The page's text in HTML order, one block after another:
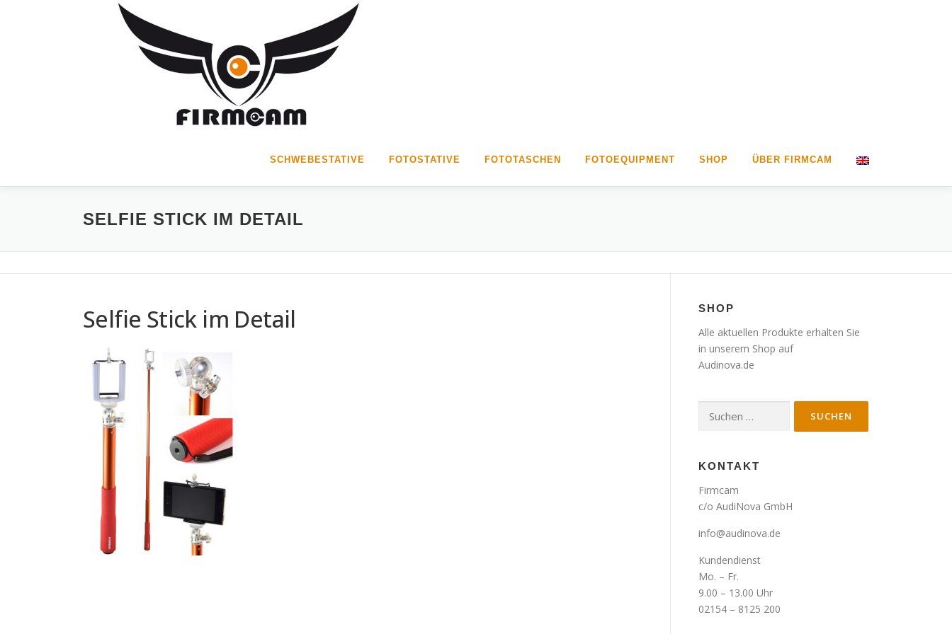
SCHWEBESTATIVE FOTOSTATIVE FOTOTASCHEN FOTOEQUIPMENT SHOP ÜBER FIRMCAM
SELFIE STICK IM DETAIL
Selfie Stick im Detail SHOP
Alle aktuellen Produkte erhalten Sie
in unserem Shop auf
Audinova.de
nach:
KONTAKT
Firmcam
c/o AudiNova GmbH
info@audinova.de
Kundendienst
Mo. – Fr.
9.00 – 13.00 Uhr
02154 – 8125 200